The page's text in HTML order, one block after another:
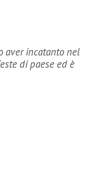
aver incatanto nel
di paese ed è